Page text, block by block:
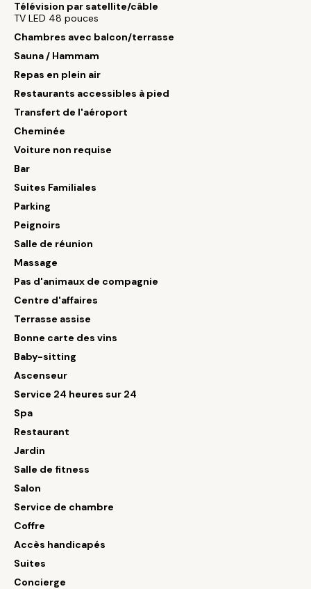
Télévision par satellite/câble
TV LED 48 pouces
Chambres avec balcon/terrasse
Sauna / Hammam
Repas en plein air
Restaurants accessibles à pied
Transfert de l'aéroport
Cheminée
Voiture non requise
Bar
Suites Familiales
Parking
Peignoirs
Salle de réunion
Massage
Pas d'animaux de compagnie
Centre d'affaires
Terrasse assise
Bonne carte des vins
Baby-sitting
Ascenseur
Service 24 heures sur 24
Spa
Restaurant
Jardin
Salle de fitness
Salon
Service de chambre
Coffre
Accès handicapés
Suites
Concierge